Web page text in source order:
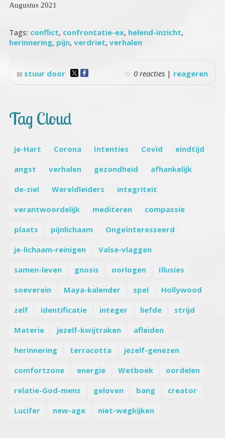
Augustus 2021
Tags: conflict, confrontatie-ex, helend-inzicht,
herinnering, pijn, verdriet, verhalen
0 reacties | reageren
stuur door
Tag Cloud
je-Hart Corona Intenties Covid
eindtijd
angst
verhalen gezondheid
afhankelijk
de-ziel
Wereldleiders
integriteit
verantwoordelijk
mediteren
compassie
plaats
pijnlichaam
Ongeïnteresseerd
je-lichaam-reinigen
Valse-vlaggen
samen-leven
gnosis oorlogen
Illusies
soeverein
Maya-kalender spel
Hollywood
zelf
identificatie integer liefde
strijd
Materie
jezelf-kwijtraken
afleiden
herinnering
terracotta
jezelf-genezen
comfortzone
energie Wetboek
oordelen
relatie-God-mens
geloven bang
creator
Lucifer
new-age niet-wegkijken